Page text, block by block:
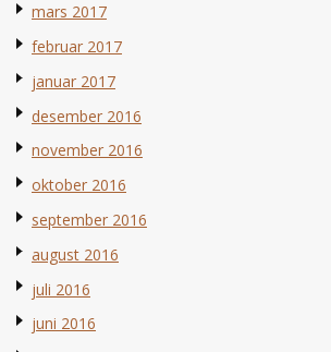
mars 2017
februar 2017
januar 2017
desember 2016
november 2016
oktober 2016
september 2016
august 2016
juli 2016
juni 2016